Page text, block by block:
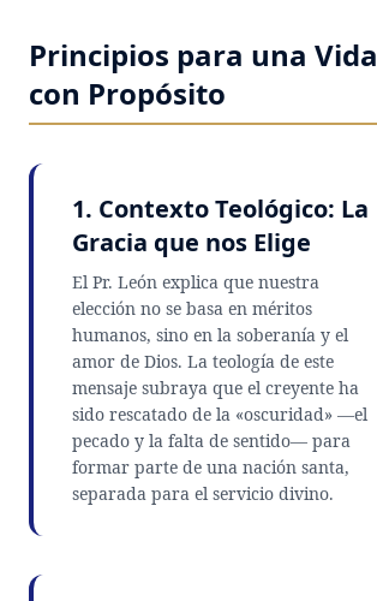
Principios para una Vida
con Propósito
1. Contexto Teológico: La
Gracia que nos Elige
El Pr. León explica que nuestra
elección no se basa en méritos
humanos, sino en la soberanía y el
amor de Dios. La teología de este
mensaje subraya que el creyente ha
sido rescatado de la «oscuridad» —el
pecado y la falta de sentido— para
formar parte de una nación santa,
separada para el servicio divino.